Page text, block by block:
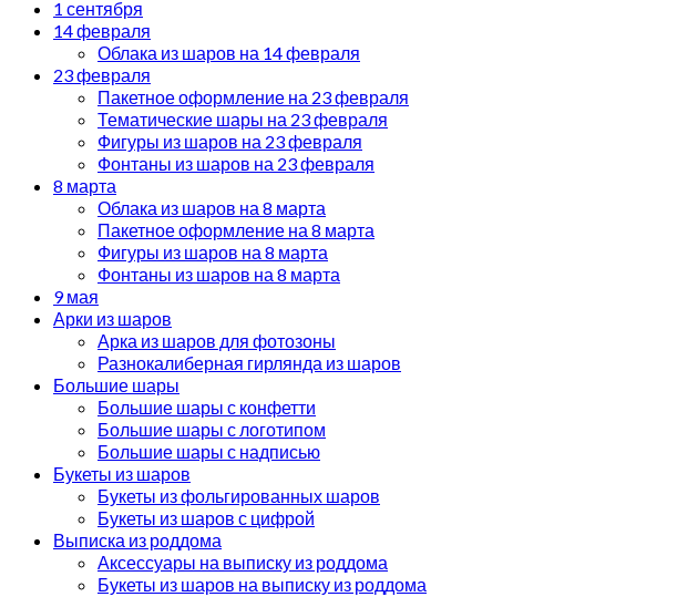
1 сентября
14 февраля
Облака из шаров на 14 февраля
23 февраля
Пакетное оформление на 23 февраля
Тематические шары на 23 февраля
Фигуры из шаров на 23 февраля
Фонтаны из шаров на 23 февраля
8 марта
Облака из шаров на 8 марта
Пакетное оформление на 8 марта
Фигуры из шаров на 8 марта
Фонтаны из шаров на 8 марта
9 мая
Арки из шаров
Арка из шаров для фотозоны
Разнокалиберная гирлянда из шаров
Большие шары
Большие шары с конфетти
Большие шары с логотипом
Большие шары с надписью
Букеты из шаров
Букеты из фольгированных шаров
Букеты из шаров с цифрой
Выписка из роддома
Аксессуары на выписку из роддома
Букеты из шаров на выписку из роддома